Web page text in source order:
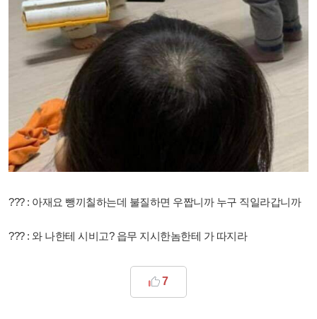
??? : 아재요 뺑끼칠하는데 불질하면 우짭니까 누구 직일라갑니까
??? : 와 나한테 시비고? 읍무 지시한놈한테 가 따지라
7